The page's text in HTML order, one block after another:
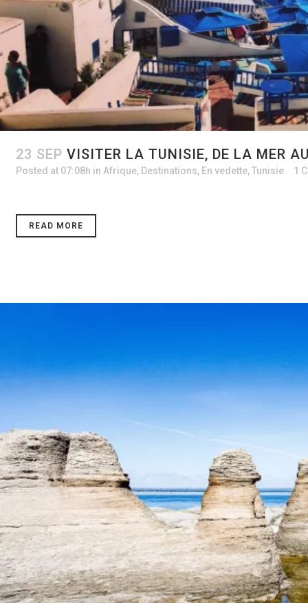
23 SEP VISITER LA TUNISIE, DE LA MER
Posted at 07:08h in Afrique, Destinations, En vedette,Tunisie 1
READ MORE